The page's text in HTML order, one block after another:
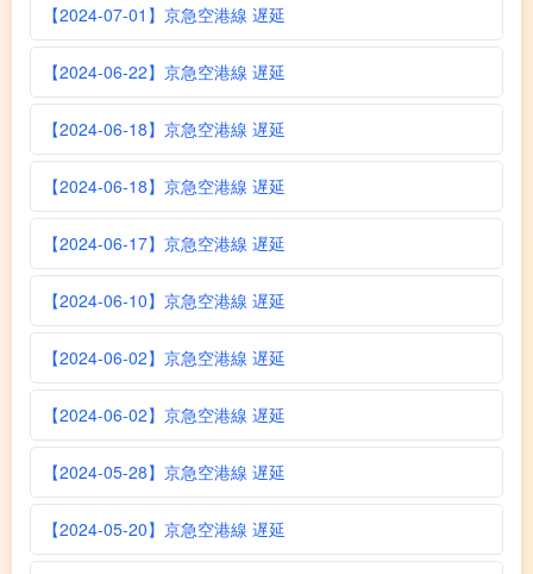
【2024-07-01】京急空港線 遅延
【2024-06-22】京急空港線 遅延
【2024-06-18】京急空港線 遅延
【2024-06-18】京急空港線 遅延
【2024-06-17】京急空港線 遅延
【2024-06-10】京急空港線 遅延
【2024-06-02】京急空港線 遅延
【2024-06-02】京急空港線 遅延
【2024-05-28】京急空港線 遅延
【2024-05-20】京急空港線 遅延